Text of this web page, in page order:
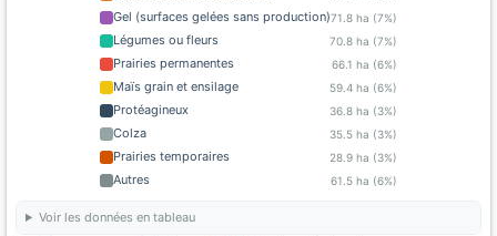
Gel (surfaces gelées sans production)71.8 ha (7%)
Légumes ou fleurs 70.8 ha (7%)
Prairies permanentes 66.1 ha (6%)
Maïs grain et ensilage 59.4 ha (6%)
Protéagineux 36.8 ha (3%)
Colza 35.5 ha (3%)
Prairies temporaires 28.9 ha (3%)
Autres 61.5 ha (6%)
Voir les données en tableau